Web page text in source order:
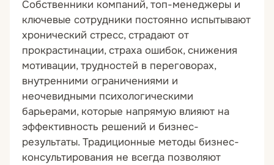
Собственники компаний, топ-менеджеры и
ключевые сотрудники постоянно испытывают
хронический стресс, страдают от
прокрастинации, страха ошибок, снижения
мотивации, трудностей в переговорах,
внутренними ограничениями и
неочевидными психологическими
барьерами, которые напрямую влияют на
эффективность решений и бизнес-
результаты. Традиционные методы бизнес-
консультирования не всегда позволяют